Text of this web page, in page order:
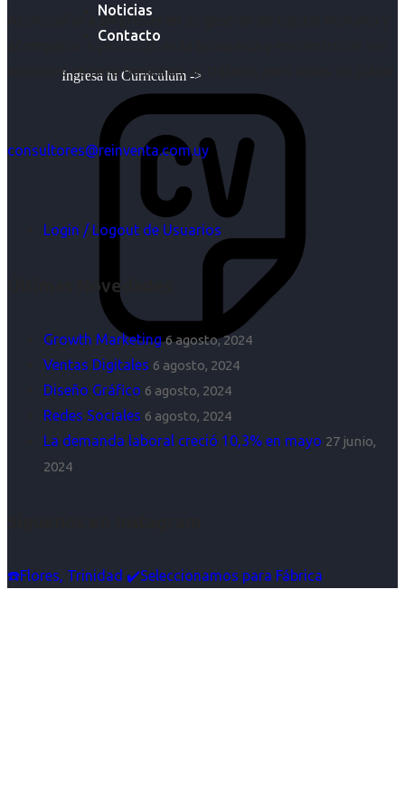
Noticias
Contacto
Ingresa tu Curriculum ->
Acompañar a empresas en su gestión de capital humano y
acompañar a personas en la búsqueda y encuentro de sus
objetivos es para nosotros un trabajo, pero antes un placer.
consultores@reinventa.com.uy
Login / Logout de Usuarios
Últimas Novedades
Growth Marketing 6 agosto, 2024
Ventas Digitales 6 agosto, 2024
Diseño Gráfico 6 agosto, 2024
Redes Sociales 6 agosto, 2024
La demanda laboral creció 10,3% en mayo 27 junio,
2024
☎️Flores, Trinidad ✔️Seleccionamos para Fábrica